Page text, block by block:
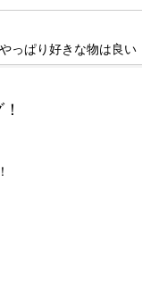
っぱり好きな物は良い